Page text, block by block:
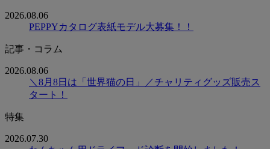
2026.08.06
PEPPYカタログ表紙モデル大募集！！
記事・コラム
2026.08.06
＼8月8日は「世界猫の日」／チャリティグッズ販売ス
タート！
特集
2026.07.30